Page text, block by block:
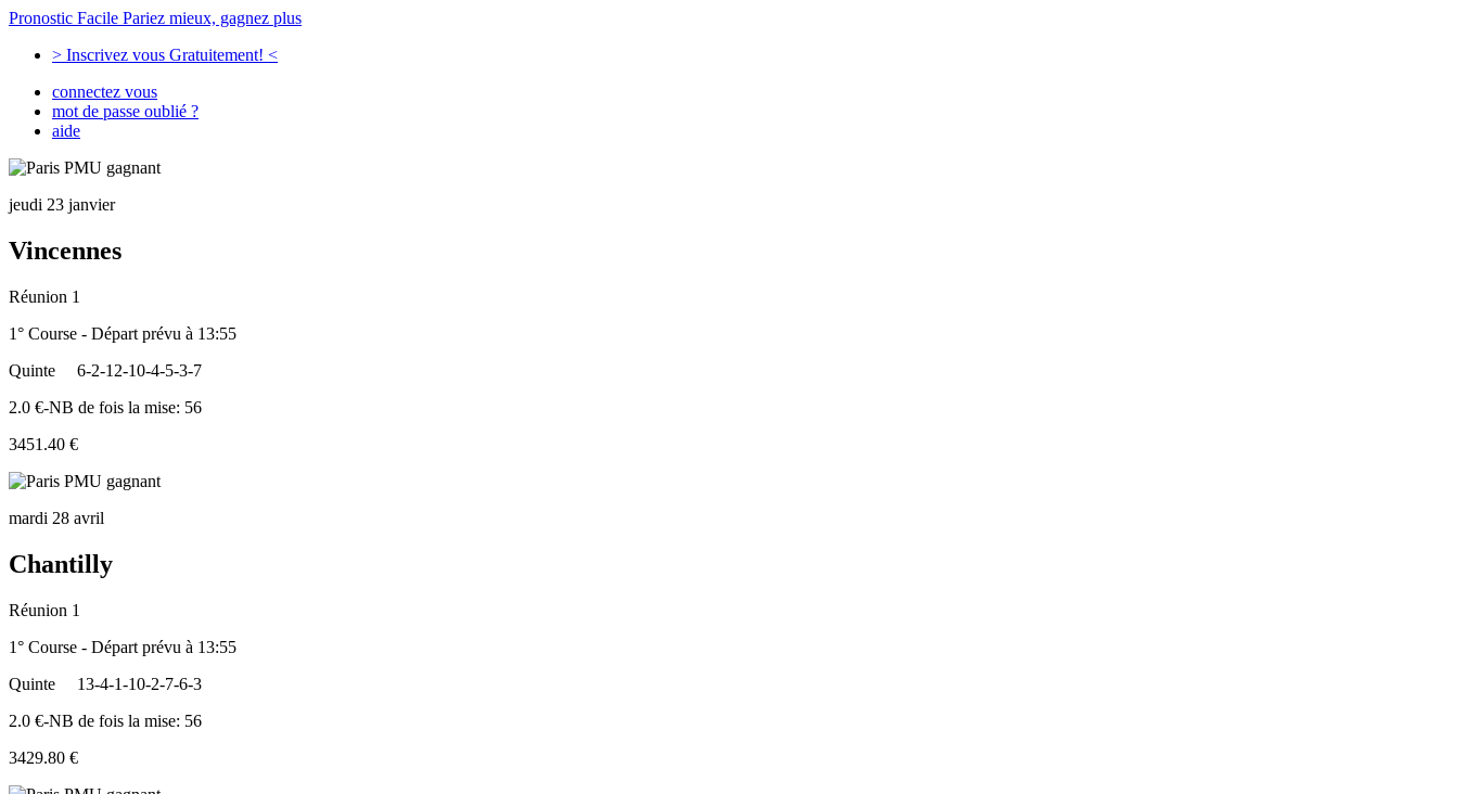
Pronostic Facile Pariez mieux, gagnez plus
> Inscrivez vous Gratuitement! <
connectez vous
mot de passe oublié ?
aide
jeudi 23 janvier
Vincennes
Réunion 1
1° Course - Départ prévu à 13:55
Quinte
6-2-12-10-4-5-3-7
2.0 €-NB de fois la mise: 56
3451.40 €
mardi 28 avril
Chantilly
Réunion 1
1° Course - Départ prévu à 13:55
Quinte
13-4-1-10-2-7-6-3
2.0 €-NB de fois la mise: 56
3429.80 €